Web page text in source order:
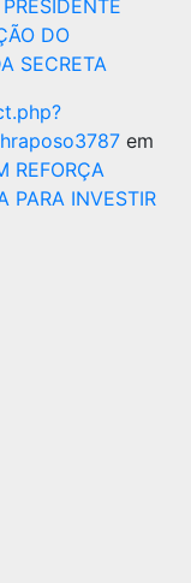
PRESIDENTE
DO
SECRETA
em
REFORÇA
PARA INVESTIR